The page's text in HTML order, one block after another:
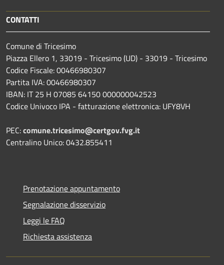
CONTATTI
Comune di Tricesimo
Piazza Ellero 1, 33019 - Tricesimo (UD) - 33019 - Tricesimo
Codice Fiscale: 00466980307
Partita IVA: 00466980307
IBAN: IT 25 H 07085 64150 000000042523
Codice Univoco IPA - fatturazione elettronica: UFY8VH
PEC:comune.tricesimo@certgov.fvg.it
Centralino Unico: 0432.855411
Prenotazione appuntamento
Segnalazione disservizio
Leggi le FAQ
Richiesta assistenza